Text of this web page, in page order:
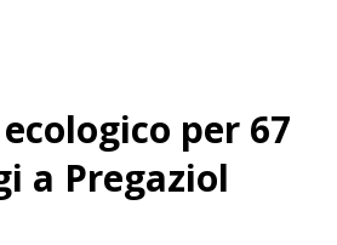
per 67
a Pregaziol